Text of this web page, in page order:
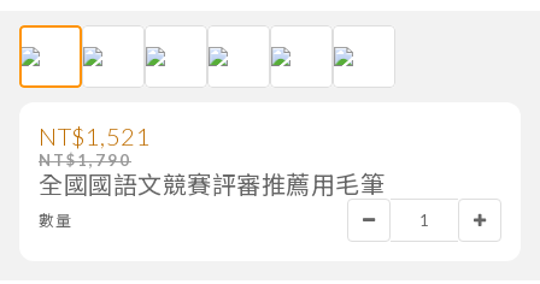
NT$1,521
NT$1,790
全國國語文競賽評審推薦用毛筆
數量